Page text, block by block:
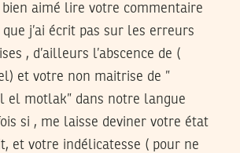
bien aimé lire votre commentaire
j’ai écrit pas sur les erreurs
, d’ailleurs l’abscence de (
et votre non maitrise de ”
el motlak” dans notre langue
si , me laisse deviner votre état
et votre indélicatesse ( pour ne